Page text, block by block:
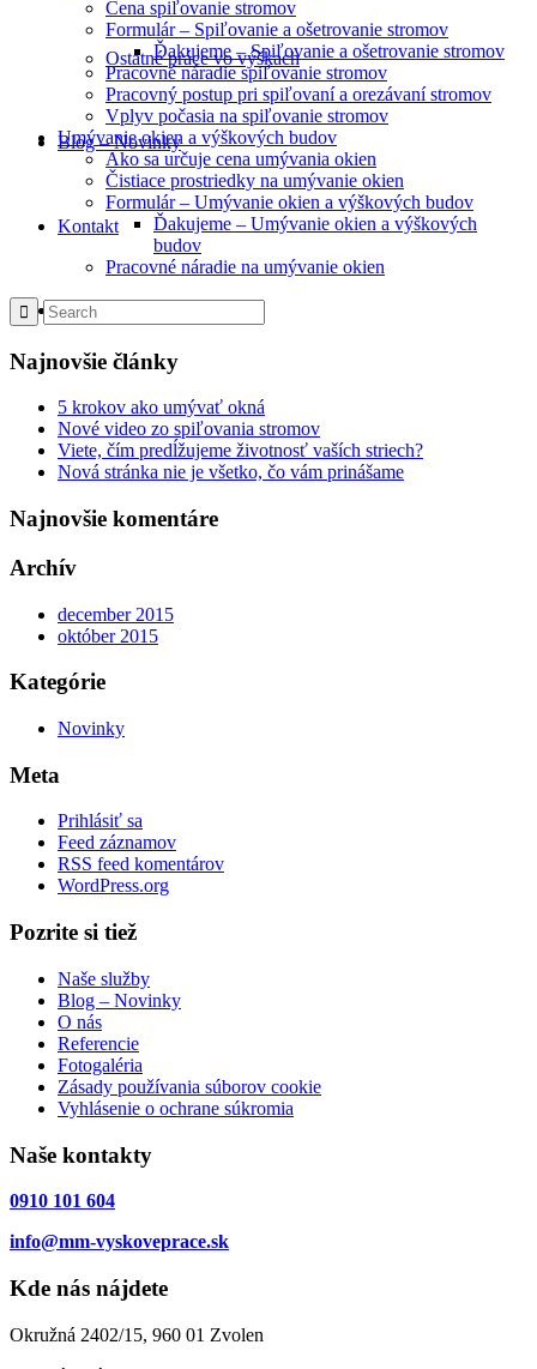
Ostatné práce vo výškach
Blog – Novinky
Kontakt
Menu
Cena spiľovanie stromov
Formulár – Spiľovanie a ošetrovanie stromov
Ďakujeme – Spiľovanie a ošetrovanie stromov
Pracovné náradie spiľovanie stromov
Pracovný postup pri spiľovaní a orezávaní stromov
Vplyv počasia na spiľovanie stromov
Umývanie okien a výškových budov
Ako sa určuje cena umývania okien
Čistiace prostriedky na umývanie okien
Formulár – Umývanie okien a výškových budov
Ďakujeme – Umývanie okien a výškových
budov
Pracovné náradie na umývanie okien
Najnovšie články
5 krokov ako umývať okná
Nové video zo spiľovania stromov
Viete, čím predĺžujeme životnosť vaších striech?
Nová stránka nie je všetko, čo vám prinášame
Najnovšie komentáre
Archív
december 2015
október 2015
Kategórie
Novinky
Meta
Prihlásiť sa
Feed záznamov
RSS feed komentárov
WordPress.org
Pozrite si tiež
Naše služby
Blog – Novinky
O nás
Referencie
Fotogaléria
Zásady používania súborov cookie
Vyhlásenie o ochrane súkromia
Naše kontakty
0910 101 604
info@mm-vyskoveprace.sk
Kde nás nájdete
Okružná 2402/15, 960 01 Zvolen